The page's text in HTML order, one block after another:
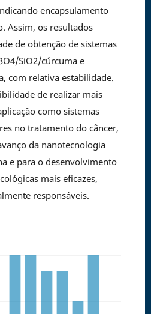
encapsulamento
Assim, os resultados
de obtenção de sistemas
SiO2/cúrcuma e
com relativa estabilidade.
de realizar mais
como sistemas
no tratamento do câncer,
da nanotecnologia
e para o desenvolvimento
mais eficazes,
responsáveis.